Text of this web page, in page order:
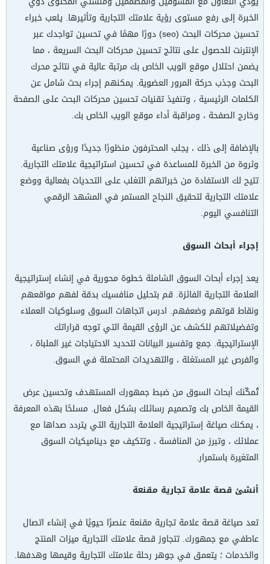
الخبرة إلى رفع مستوى رؤية علامتك التجارية وتأثيرها. يلعب خبراء
تحسين محركات البحث (seo) دورًا مهمًا في تحسين تواجدك عبر
الإنترنت للحصول على نتائج تحسين محركات البحث السريعة ، مما
يضمن احتلال موقع الويب الخاص بك مرتبة عالية في نتائج محرك
البحث وجذب حركة المرور العضوية. يمكنهم إجراء بحث شامل عن
الكلمات الرئيسية ، وتنفيذ تقنيات تحسين محركات البحث على الصفحة
وخارج الصفحة ، ومراقبة أداء موقع الويب الخاص بك.
بالإضافة إلى ذلك ، يجلب المحترفون منظورًا جديدًا ورؤى صناعية
وثروة من الخبرة للمساعدة في تحسين استراتيجية علامتك التجارية.
تتيح لك الاستفادة من خبراتهم التغلب على التحديات بفعالية ووضع
علامتك التجارية لتحقيق النجاح المستمر في المشهد الرقمي
التنافسي اليوم.
إجراء أبحاث السوق
يعد إجراء أبحاث السوق الشاملة خطوة محورية في إنشاء إستراتيجية
العلامة التجارية الفائزة. قم بتحليل منافسيك بدقة لفهم مواقعهم
ونقاط قوتهم وضعفهم. ادرس اتجاهات السوق وسلوكيات العملاء
وتفضيلاتهم للكشف عن الرؤى القيمة التي توجه قراراتك
الإستراتيجية. جمع وتفسير البيانات لتحديد الاحتياجات غير الملباة ،
والفرص غير المستغلة ، والتهديدات المحتملة في السوق.
تُمكّنك أبحاث السوق من ضبط جمهورك المستهدف وتحسين عرض
القيمة الخاص بك وتصميم رسائلك بشكل فعال. مسلحًا بهذه المعرفة
، يمكنك صياغة إستراتيجية العلامة التجارية التي يتردد صداها مع
عملائك ، وتبرز من المنافسة ، وتتكيف مع ديناميكيات السوق
المتغيرة باستمرار.
أنشئ قصة علامة تجارية مقنعة
تعد صياغة قصة علامة تجارية مقنعة عنصرًا حيويًا في إنشاء اتصال
عاطفي مع جمهورك. تتجاوز قصة علامتك التجارية ميزات المنتج
والخدمات ؛ يتعمق في جوهر رحلة علامتك التجارية وقيمها وهدفها.